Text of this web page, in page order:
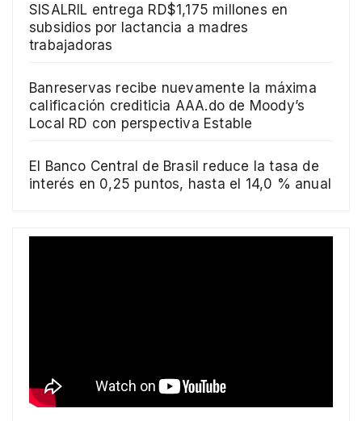
SISALRIL entrega RD$1,175 millones en
subsidios por lactancia a madres
trabajadoras
Banreservas recibe nuevamente la máxima
calificación crediticia AAA.do de Moody’s
Local RD con perspectiva Estable
El Banco Central de Brasil reduce la tasa de
interés en 0,25 puntos, hasta el 14,0 % anual